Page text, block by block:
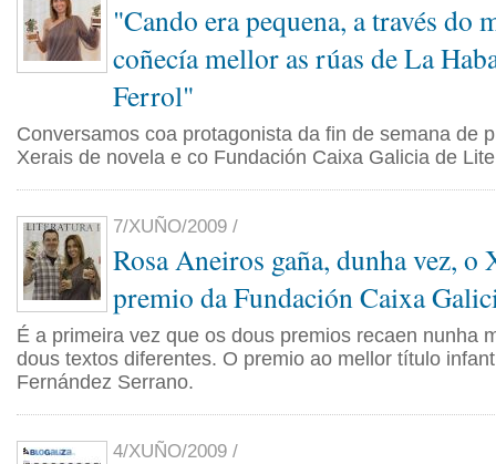
"Cando era pequena, a través do
coñecía mellor as rúas de La
Ferrol"
Conversamos coa protagonista da fin de semana de
Xerais de novela e co Fundación Caixa Galicia de
7/XUÑO/2009 /
Rosa Aneiros gaña, dunha vez, o
premio da Fundación Caixa
É a primeira vez que os dous premios recaen nunha
dous textos diferentes. O premio ao mellor título
Fernández Serrano.
4/XUÑO/2009 /